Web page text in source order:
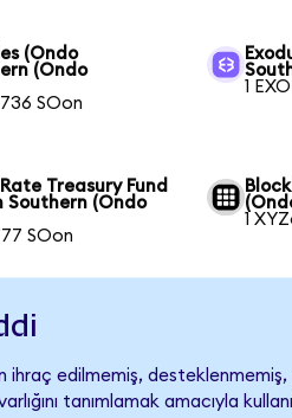
(Ondo
(Ondo
SOon
1
Treasury Fund
Southern (Ondo
SOon
1
ihraç edilmemiş,
tanımlamak amacıyla